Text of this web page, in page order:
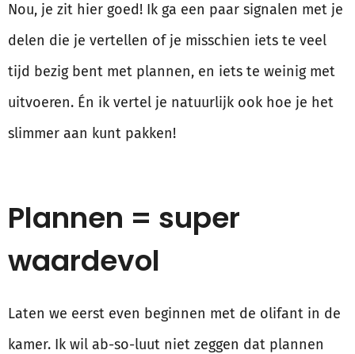
Nou, je zit hier goed! Ik ga een paar signalen met je
delen die je vertellen of je misschien iets te veel
tijd bezig bent met plannen, en iets te weinig met
uitvoeren. Én ik vertel je natuurlijk ook hoe je het
slimmer aan kunt pakken!
Plannen = super
waardevol
Laten we eerst even beginnen met de olifant in de
kamer. Ik wil ab-so-luut niet zeggen dat plannen